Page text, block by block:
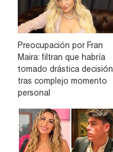
Preocupación por Fran
Maira: filtran que habría
tomado drástica decisión
tras complejo momento
personal